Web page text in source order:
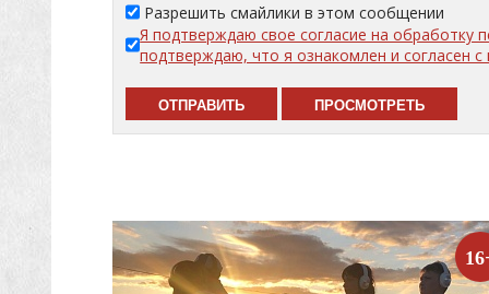
Разрешить смайлики в этом сообщении
Я подтверждаю свое согласие на обработку
подтверждаю, что я ознакомлен и согласен